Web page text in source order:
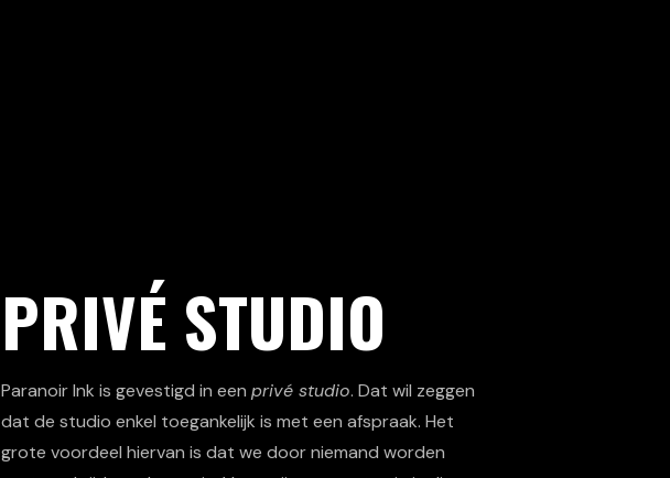
PRIVÉ STUDIO
Paranoir Ink is gevestigd in een privé studio. Dat wil zeggen
dat de studio enkel toegankelijk is met een afspraak. Het
grote voordeel hiervan is dat we door niemand worden